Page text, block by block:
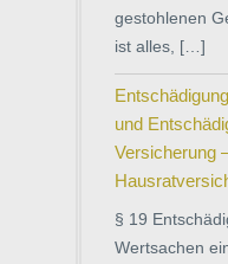
gestohlenen
ist alles, […]
und
Versicherung
§ 19
Wertsachen